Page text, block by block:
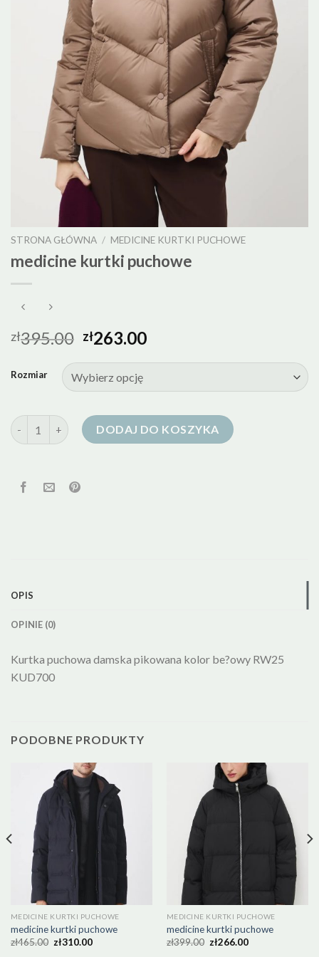
STRONA GŁÓWNA / MEDICINE KURTKI PUCHOWE
medicine kurtki puchowe
zł395.00 zł263.00
Rozmiar
ilość medicine kurtki puchoweDODAJ DO KOSZYKA
OPIS
OPINIE (0)
Kurtka puchowa damska pikowana kolor be?owy RW25
KUD700
PODOBNE PRODUKTY
MEDICINE KURTKI PUCHOWE
medicine kurtki puchowe
zł465.00 zł310.00
MEDICINE KURTKI PUCHOWE
medicine kurtki puchowe
zł399.00 zł266.00